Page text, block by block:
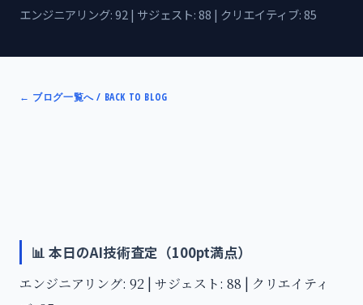
エンジニアリング: 92 | サジェスト: 88 | クリエイティブ: 85
← ブログ一覧へ / BACK TO BLOG
📊 本日のAI技術査定（100pt満点）
エンジニアリング: 92 | サジェスト: 88 | クリエイティ